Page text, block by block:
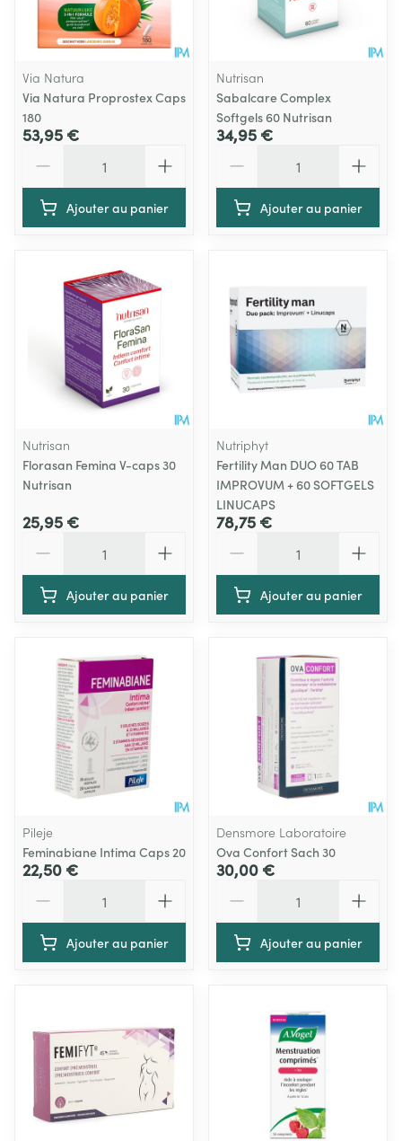
Via Natura
Via Natura Proprostex Caps
180
53,95 €
Ajouter au panier
Nutrisan
Sabalcare Complex
Softgels 60 Nutrisan
34,95 €
Ajouter au panier
Nutrisan
Florasan Femina V-caps 30
Nutrisan
25,95 €
Ajouter au panier
Nutriphyt
Fertility Man DUO 60 TAB
IMPROVUM + 60 SOFTGELS
LINUCAPS
78,75 €
Ajouter au panier
Pileje
Feminabiane Intima Caps 20
22,50 €
Ajouter au panier
Densmore Laboratoire
Ova Confort Sach 30
30,00 €
Ajouter au panier